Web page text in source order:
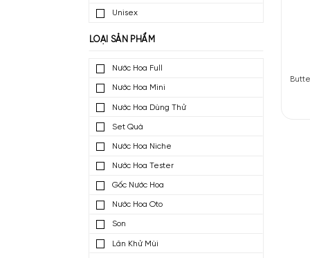
Nước Hoa Full
Set Quà
Nước Hoa Niche